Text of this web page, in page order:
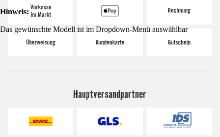
Hinweis:
Das gewünschte Modell ist im Dropdown-Menü auswählbar
Hauptversandpartner